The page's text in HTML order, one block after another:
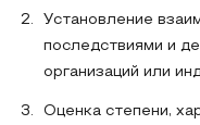
Установление
последствиями и
организаций или
Оценка степени,